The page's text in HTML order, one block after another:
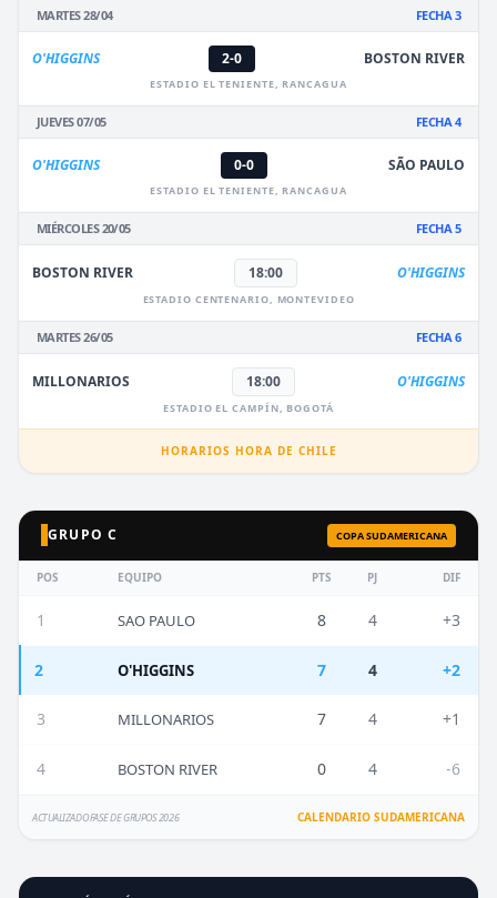
MARTES 28/04 FECHA 3
O'HIGGINS 2-0 BOSTON RIVER
ESTADIO EL TENIENTE, RANCAGUA
JUEVES 07/05 FECHA 4
O'HIGGINS 0-0 SÃO PAULO
ESTADIO EL TENIENTE, RANCAGUA
MIÉRCOLES 20/05 FECHA 5
BOSTON RIVER 18:00 O'HIGGINS
ESTADIO CENTENARIO, MONTEVIDEO
MARTES 26/05 FECHA 6
MILLONARIOS 18:00 O'HIGGINS
ESTADIO EL CAMPÍN, BOGOTÁ
HORARIOS HORA DE CHILE
GRUPO C COPA SUDAMERICANA
POS EQUIPO PTS PJ DIF
1 SAO PAULO 8 4 +3
2 O'HIGGINS 7 4 +2
3 MILLONARIOS 7 4 +1
4 BOSTON RIVER 0 4 -6
ACTUALIZADO FASE DE GRUPOS 2026 CALENDARIO SUDAMERICANA